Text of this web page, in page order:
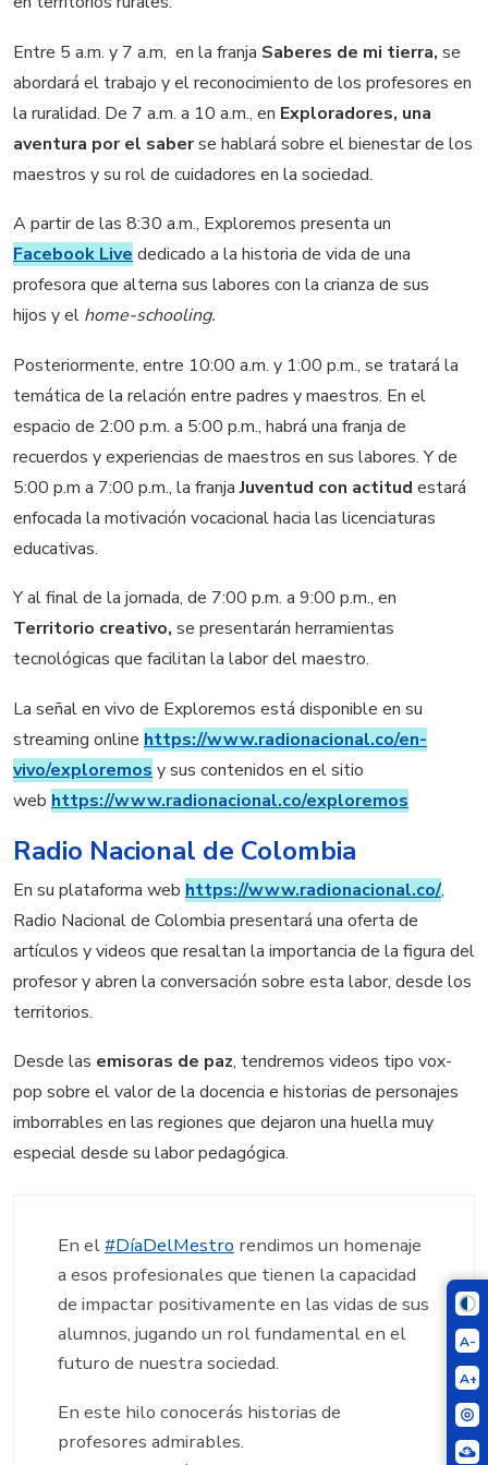
A-
A+
Entre 5 a.m. y 7 a.m, en la franja Saberes de mi tierra, se
abordará el trabajo y el reconocimiento de los profesores en
la ruralidad. De 7 a.m. a 10 a.m., en Exploradores, una
aventura por el saberse hablará sobre el bienestar de los
maestros y su rol de cuidadores en la sociedad.
A partir de las 8:30 a.m., Exploremos presenta un
Facebook Live dedicado a la historia de vida de una
profesora que alterna sus labores con la crianza de sus
hijos y el home-schooling.
Posteriormente, entre 10:00 a.m. y 1:00 p.m., se tratará la
temática de la relación entre padres y maestros. En el
espacio de 2:00 p.m. a 5:00 p.m., habrá una franja de
recuerdos y experiencias de maestros en sus labores. Y de
5:00 p.m a 7:00 p.m., la franjaJuventud con actitud estará
enfocada la motivación vocacional hacia las licenciaturas
educativas.
Y al final de la jornada, de 7:00 p.m. a 9:00 p.m., en
Territorio creativo, se presentarán herramientas
tecnológicas que facilitan la labor del maestro.
La señal en vivo de Exploremos está disponible en su
streaming online https://www.radionacional.co/en-
vivo/exploremos y sus contenidos en el sitio
web https://www.radionacional.co/exploremos
Radio Nacional de Colombia
En su plataforma web https://www.radionacional.co/,
Radio Nacional de Colombia presentará una oferta de
artículos y videos que resaltan la importancia de la figura del
profesor y abren la conversación sobre esta labor, desde los
territorios.
Desde las emisoras de paz, tendremos videos tipo vox-
pop sobre el valor de la docencia e historias de personajes
imborrables en las regiones que dejaron una huella muy
especial desde su labor pedagógica.
En el#DíaDelMestro rendimos un homenaje
a esos profesionales que tienen la capacidad
de impactar positivamente en las vidas de sus
alumnos, jugando un rol fundamental en el
futuro de nuestra sociedad.
En este hilo conocerás historias de
profesores admirables.